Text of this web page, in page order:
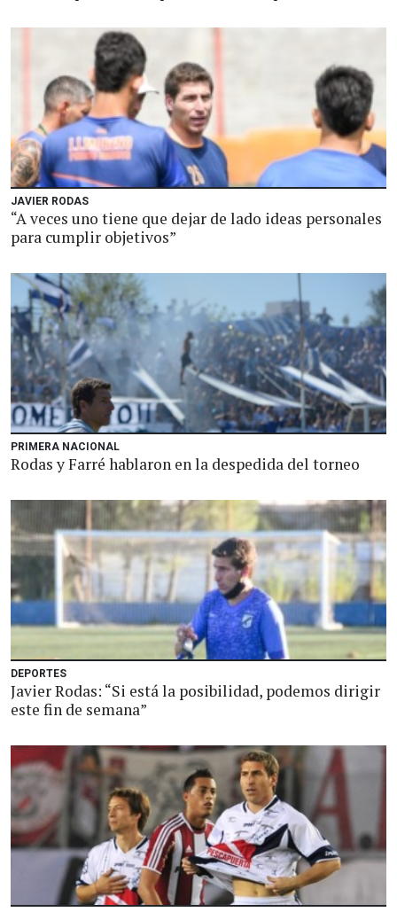
JAVIER RODAS
“A veces uno tiene que dejar de lado ideas personales
para cumplir objetivos”
PRIMERA NACIONAL
Rodas y Farré hablaron en la despedida del torneo
DEPORTES
Javier Rodas: “Si está la posibilidad, podemos dirigir
este fin de semana”